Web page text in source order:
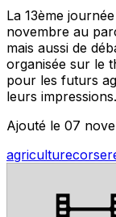
La 13ème
novembre au
mais aussi de
organisée sur le
pour les futurs
leurs impressions.
Ajouté le 07
agriculturecorse